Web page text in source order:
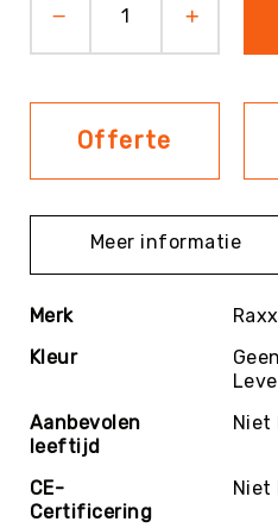
Evenementen
Floorball
&
Golf
Handbal
Jeu
KanJam
Offerte
Meer informatie
Meer
Merk
Raxx
Kleur
Aanbevolen
leeftijd
Niet
CE-
Certificering
Niet